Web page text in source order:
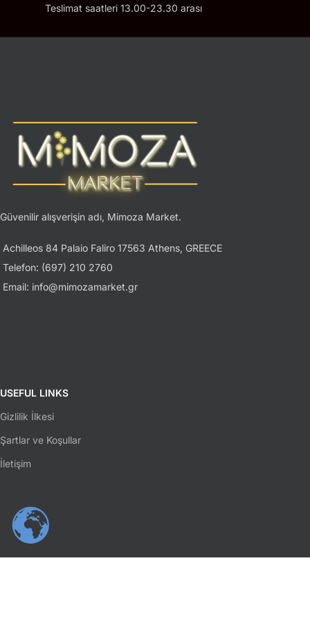
Teslimat saatleri 13.00-23.30 arası
Güvenilir alışverişin adı, Mimoza Market.
Achilleos 84 Palaio Faliro 17563 Athens, GREECE
Telefon: (697) 210 2760
Email: info@mimozamarket.gr
USEFUL LINKS
Gizlilik İlkesi
Şartlar ve Koşullar
İletişim